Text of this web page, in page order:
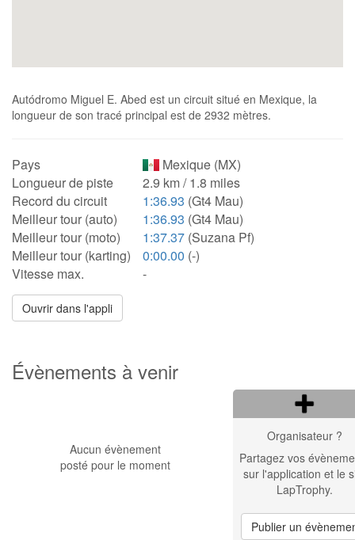
Autódromo Miguel E. Abed est un circuit situé en Mexique, la
longueur de son tracé principal est de 2932 mètres.
Pays
Mexique (MX)
Longueur de piste
2.9 km / 1.8 miles
Record du circuit
1:36.93 (Gt4 Mau)
Meilleur tour (auto)
1:36.93 (Gt4 Mau)
Meilleur tour (moto)
1:37.37 (Suzana Pf)
Meilleur tour (karting)
0:00.00 (-)
Vitesse max.
-
Ouvrir dans l'appli
Évènements à venir
Aucun évènement
posté pour le moment
Organisateur ?
Partagez vos
sur l'application et le
LapTrophy.
Publier un